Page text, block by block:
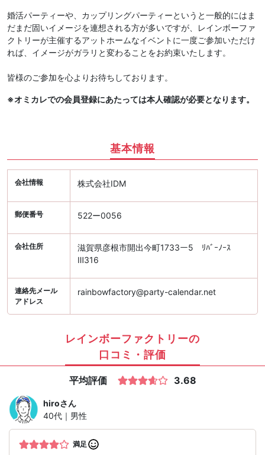
婚活パーティーや、カップリングパーティーというと一般的にはま
だまだ固いイメージを連想される方が多いですが、レインボーファ
クトリーが主催するアットホームなイベントに一度ご参加いただけ
れば、イメージがガラリと変わることをお約束いたします。
皆様のご参加を心よりお待ちしております。
※オミカレでの会員登録にあたっては本人確認が必要となります。
基本情報
会社情報 株式会社IDM
郵便番号 522ー0056
会社住所
滋賀県彦根市開出今町1733ー5 ﾘﾊﾞｰﾉｰｽ
Ⅲ316
連絡先メール
アドレス
rainbowfactory@party-calendar.net
レインボーファクトリーの
口コミ・評価
平均評価 3.68
hiroさん
40代｜男性
満足